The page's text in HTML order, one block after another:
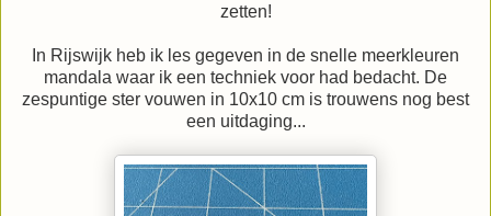
zetten!
In Rijswijk heb ik les gegeven in de snelle meerkleuren
mandala waar ik een techniek voor had bedacht. De
zespuntige ster vouwen in 10x10 cm is trouwens nog best
een uitdaging...